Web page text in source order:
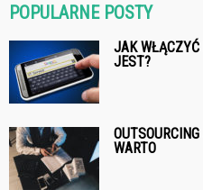
POPULARNE POSTY
JAK WŁĄCZYĆ
JEST?
WARTO